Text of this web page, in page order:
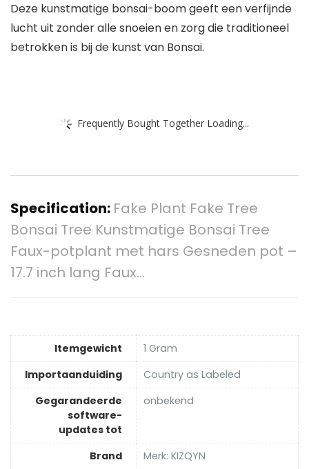
Deze kunstmatige bonsai-boom geeft een verfijnde
lucht uit zonder alle snoeien en zorg die traditioneel
betrokken is bij de kunst van Bonsai.
Frequently Bought Together Loading...
Specification: Fake Plant Fake Tree
Bonsai Tree Kunstmatige Bonsai Tree
Faux-potplant met hars Gesneden pot –
17.7 inch lang Faux…
Itemgewicht
‎1 Gram
Importaanduiding
‎Country as Labeled
Gegarandeerde
software-
updates tot
‎onbekend
Brand Merk: KIZQYN